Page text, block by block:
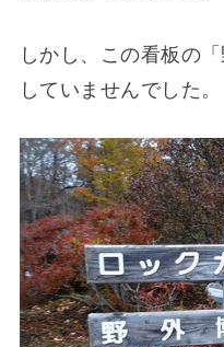
しかし、この看板の
していませんでした。